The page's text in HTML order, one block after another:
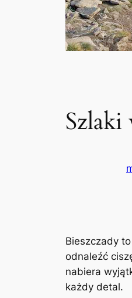
Szlaki
Bieszczady
odnaleźć
nabiera
każdy detal.